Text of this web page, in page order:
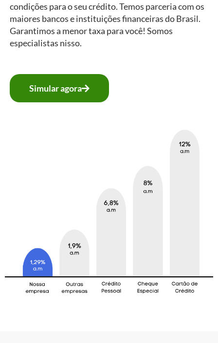
condições para o seu crédito. Temos parceria com os
maiores bancos e instituições financeiras do Brasil.
Garantimos a menor taxa para você! Somos
especialistas nisso.
Simular agora